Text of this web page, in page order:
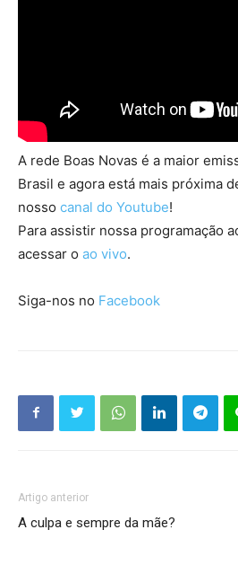
A rede Boas Novas é a maior
Brasil e agora está mais próxima
nosso canal do Youtube!
Para assistir nossa programação
acessar o ao vivo.
Siga-nos no Facebook
Artigo anterior
A culpa e sempre da mãe?